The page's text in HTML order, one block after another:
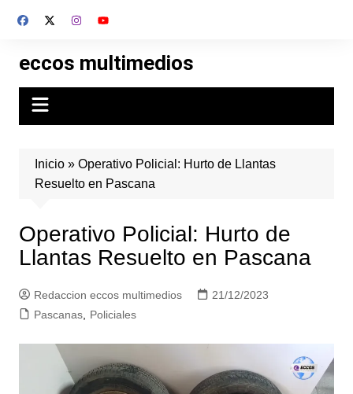
eccos multimedios
Inicio» Operativo Policial: Hurto de Llantas
Resuelto en Pascana
Operativo Policial: Hurto de
Llantas Resuelto en Pascana
Redaccion eccos multimedios
21/12/2023
Pascanas, Policiales